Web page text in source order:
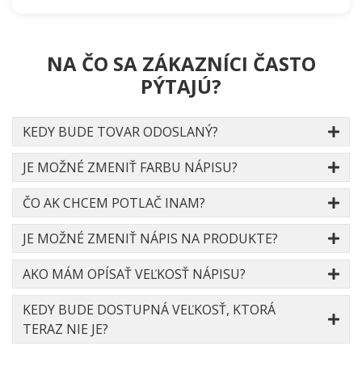
NA ČO SA ZÁKAZNÍCI ČASTO
PÝTAJÚ?
KEDY BUDE TOVAR ODOSLANÝ?
JE MOŽNÉ ZMENIŤ FARBU NÁPISU?
ČO AK CHCEM POTLAČ INAM?
JE MOŽNÉ ZMENIŤ NÁPIS NA PRODUKTE?
AKO MÁM OPÍSAŤ VEĽKOSŤ NÁPISU?
KEDY BUDE DOSTUPNÁ VEĽKOSŤ, KTORÁ
TERAZ NIE JE?